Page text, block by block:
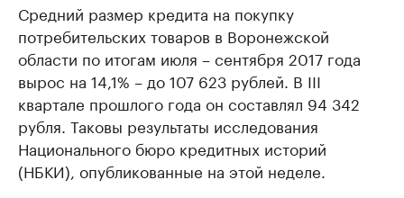
Средний размер кредита на покупку
потребительских товаров в Воронежской
области по итогам июля – сентября 2017 года
вырос на 14,1% – до 107 623 рублей. В III
квартале прошлого года он составлял 94 342
рубля. Таковы результаты исследования
Национального бюро кредитных историй
(НБКИ), опубликованные на этой неделе.